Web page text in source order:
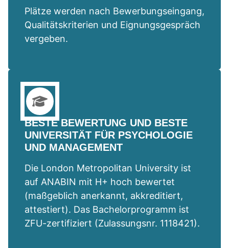
Plätze werden nach Bewerbungseingang,
Qualitätskriterien und Eignungsgespräch
vergeben.
BESTE BEWERTUNG UND BESTE
UNIVERSITÄT FÜR PSYCHOLOGIE
UND MANAGEMENT
Die London Metropolitan University ist
auf ANABIN mit H+ hoch bewertet
(maßgeblich anerkannt, akkreditiert,
attestiert). Das Bachelorprogramm ist
ZFU-zertifiziert (Zulassungsnr. 1118421).